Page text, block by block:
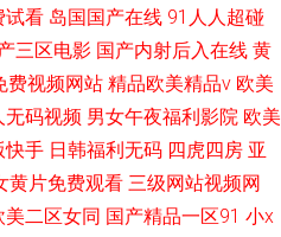
试看 岛国国产在线 91人人超碰
三区电影 国产内射后入在线 黄
费视频网站 精品欧美精品v 欧美
无码视频 男女午夜福利影院 欧美
快手 日韩福利无码 四虎四房 亚
黄片免费观看 三级网站视频网
美二区女同 国产精品一区91 小x